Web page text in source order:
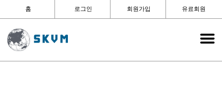
홈 로그인 회원가입 유료회원